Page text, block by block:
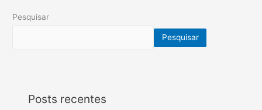
Pesquisar
Pesquisar
Posts recentes